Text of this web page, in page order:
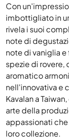
Con
imbottigliato in
rivela i suoi
note di
note di vaniglia
spezie di rovere,
aromatico
nell'innovativa e
Kavalan a
arte della
appassionati
loro collezione.